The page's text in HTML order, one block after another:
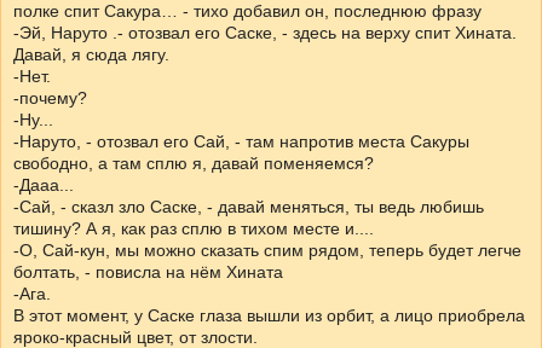
полке спит Сакура… - тихо добавил он, последнюю фразу
-Эй, Наруто .- отозвал его Саске, - здесь на верху спит Хината.
Давай, я сюда лягу.
-Нет.
-почему?
-Ну...
-Наруто, - отозвал его Сай, - там напротив места Сакуры
свободно, а там сплю я, давай поменяемся?
-Дааа...
-Сай, - сказл зло Саске, - давай меняться, ты ведь любишь
тишину? А я, как раз сплю в тихом месте и....
-О, Сай-кун, мы можно сказать спим рядом, теперь будет легче
болтать, - повисла на нём Хината
-Ага.
В этот момент, у Саске глаза вышли из орбит, а лицо приобрела
яроко-красный цвет, от злости.